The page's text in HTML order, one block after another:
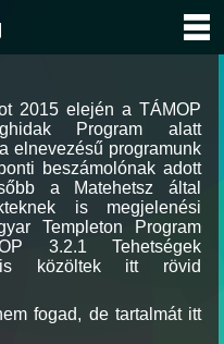
2015 elején a TÁMOP
Program alatt
elnevezésű programunk
beszámolónak adott
a Matehetsz által
is megjelenési
Templeton Program
3.2.1 Tehetségek
is közöltek itt rövid
fogad, de tartalmát itt